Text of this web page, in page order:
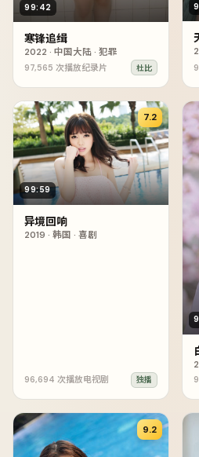
99:42
寒锋追缉
2022 · 中国大陆· 犯罪
97,565 次播放纪录片 杜比
99:59
7.2
异境回响
2019 · 韩国 · 喜剧
96,694 次播放电视剧 独播
9.2